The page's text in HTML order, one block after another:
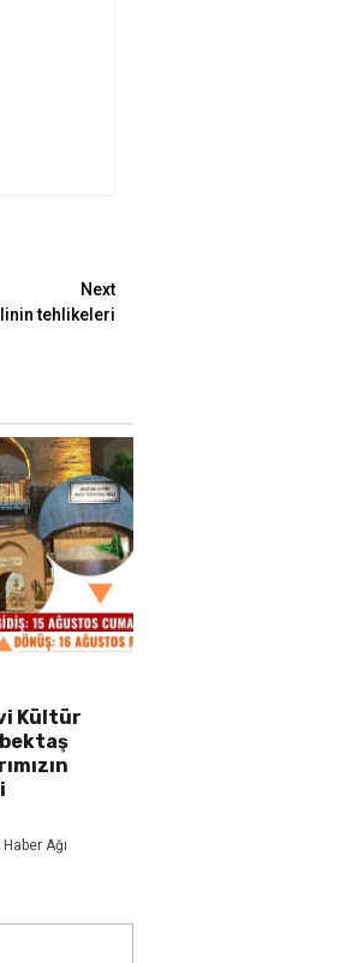
Next
tehlikeleri
Kültür
Ağı